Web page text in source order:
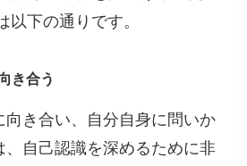
以下の通りです。
き合う
向き合い、自分自身に問いか
、自己認識を深めるために非